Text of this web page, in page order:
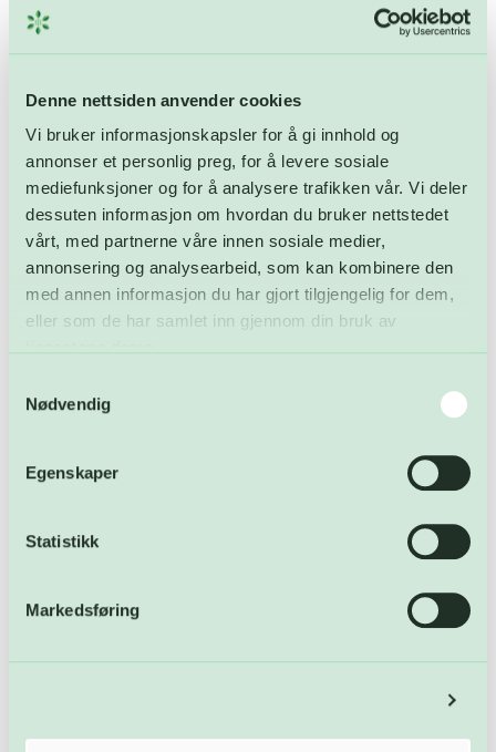
Denne nettsiden anvender cookies
Vi bruker informasjonskapsler for å gi innhold og
annonser et personlig preg, for å levere sosiale
mediefunksjoner og for å analysere trafikken vår. Vi deler
dessuten informasjon om hvordan du bruker nettstedet
vårt, med partnerne våre innen sosiale medier,
annonsering og analysearbeid, som kan kombinere den
med annen informasjon du har gjort tilgjengelig for dem,
eller som de har samlet inn gjennom din bruk av
Nødvendig
Egenskaper
Statistikk
Markedsføring
Ansettelsesform:
FREVAR ønsker et mangfold i organisasjonen. Vi
oppfordrer alle som er kvalifiserte til å søke på stillingen.
Når ellers like godt kvalifiserte kandidater vurderes, kan
faktorer som bidrar til et større mangfold bli vektlagt
positivt.
Send oss din søknad – vi ser frem til å høre fra deg!
Søknad og cv sendes via
drittdag
Sommerens åpningstider
2026
Siste innlegg